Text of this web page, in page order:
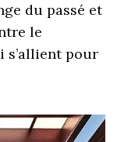
du passé et
le
s’allient pour